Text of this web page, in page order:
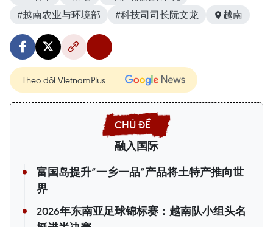
#越南农业与环境部
#科技司司长阮文龙 越南
Theo dõi VietnamPlus
融入国际
富国岛提升”一乡一品”产品将土特产推向世
界
2026年东南亚足球锦标赛：越南队小组头名